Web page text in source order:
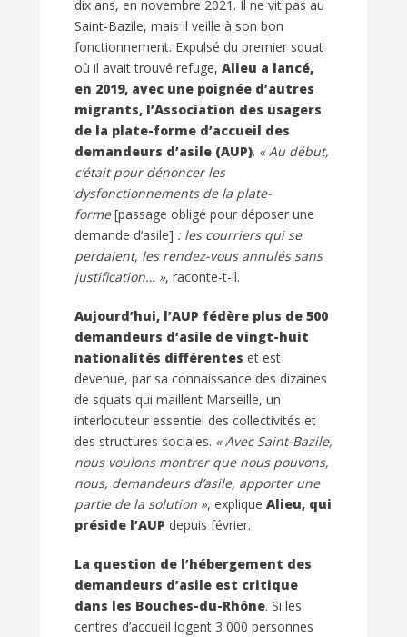
dix ans, en novembre 2021. Il ne vit pas au
Saint-Bazile, mais il veille à son bon
fonctionnement. Expulsé du premier squat
où il avait trouvé refuge, Alieu a lancé,
en 2019, avec une poignée d’autres
migrants, l’Association des usagers
de la plate-forme d’accueil des
demandeurs d’asile (AUP). « Au début,
c’était pour dénoncer les
dysfonctionnements de la plate-
forme[passage obligé pour déposer une
demande d’asile] : les courriers qui se
perdaient, les rendez-vous annulés sans
justification… », raconte-t-il.
Aujourd’hui, l’AUP fédère plus de 500
demandeurs d’asile de vingt-huit
nationalités différentes et est
devenue, par sa connaissance des dizaines
de squats qui maillent Marseille, un
interlocuteur essentiel des collectivités et
des structures sociales. « Avec Saint-Bazile,
nous voulons montrer que nous pouvons,
nous, demandeurs d’asile, apporter une
partie de la solution », explique Alieu, qui
préside l’AUP depuis février.
La question de l’hébergement des
demandeurs d’asile est critique
dans les Bouches-du-Rhône. Si les
centres d’accueil logent 3 000 personnes